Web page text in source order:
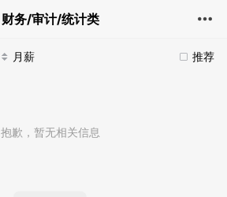
财务/审计/统计类
推荐
月薪
抱歉，暂无相关信息